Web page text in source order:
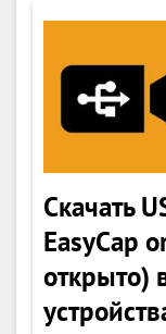
Скачать
EasyCap
открыто)